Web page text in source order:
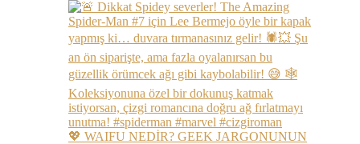
💖 WAIFU NEDİR? GEEK JARGONUNUN